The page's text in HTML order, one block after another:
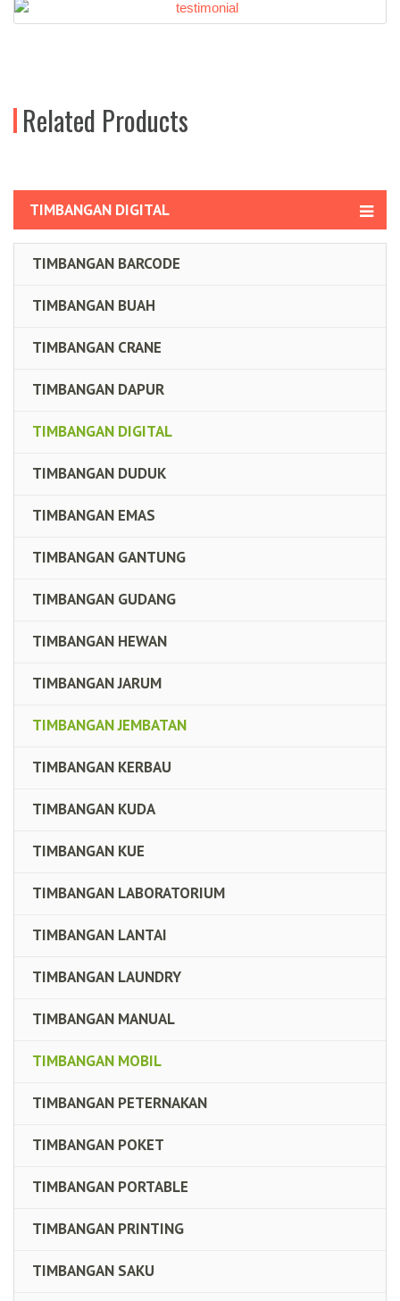
Related Products
TIMBANGAN DIGITAL
TIMBANGAN BARCODE
TIMBANGAN BUAH
TIMBANGAN CRANE
TIMBANGAN DAPUR
TIMBANGAN DIGITAL
TIMBANGAN DUDUK
TIMBANGAN EMAS
TIMBANGAN GANTUNG
TIMBANGAN GUDANG
TIMBANGAN HEWAN
TIMBANGAN JARUM
TIMBANGAN JEMBATAN
TIMBANGAN KERBAU
TIMBANGAN KUDA
TIMBANGAN KUE
TIMBANGAN LABORATORIUM
TIMBANGAN LANTAI
TIMBANGAN LAUNDRY
TIMBANGAN MANUAL
TIMBANGAN MOBIL
TIMBANGAN PETERNAKAN
TIMBANGAN POKET
TIMBANGAN PORTABLE
TIMBANGAN PRINTING
TIMBANGAN SAKU